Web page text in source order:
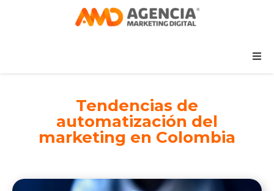
Tendencias de
automatización del
marketing en Colombia